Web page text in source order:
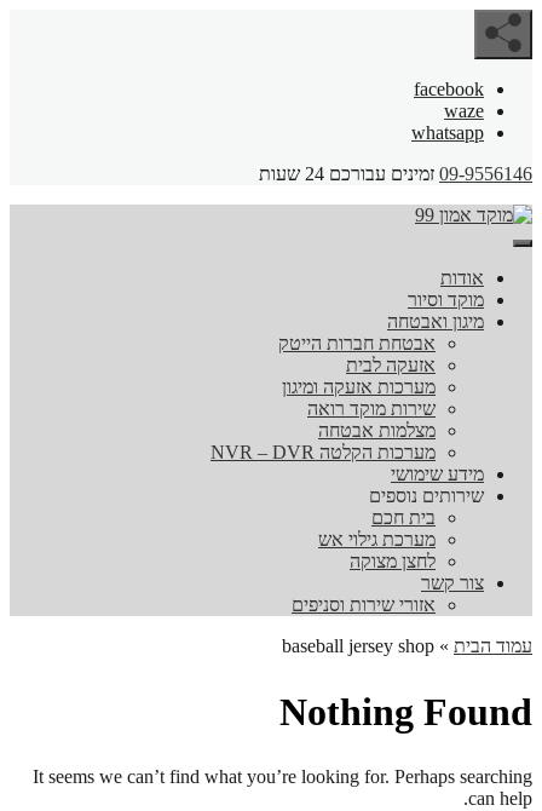
facebook
waze
whatsapp
09-9556146 זמינים עבורכם 24 שעות
אודות
מוקד וסיור
מיגון ואבטחה
אבטחת חברות הייטק
אזעקה לבית
מערכות אזעקה ומיגון
שירות מוקד רואה
מצלמות אבטחה
מערכות הקלטה NVR – DVR
מידע שימושי
שירותים נוספים
בית חכם
מערכת גילוי אש
לחצן מצוקה
צור קשר
אזורי שירות וסניפים
עמוד הבית »
baseball jersey shop
Nothing Found
It seems we can’t find what you’re looking for. Perhaps searching
can help.